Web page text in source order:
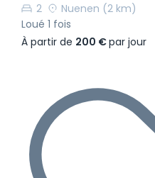
2
Nuenen (2 km)
Loué 1 fois
À partir de 200 €par jour